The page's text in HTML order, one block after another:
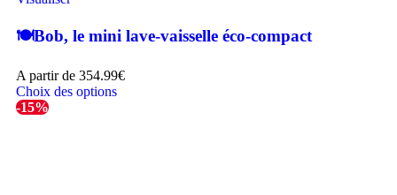
🍽️Bob, le mini lave-vaisselle éco-compact
A partir de 354.99€
Choix des options
-15%